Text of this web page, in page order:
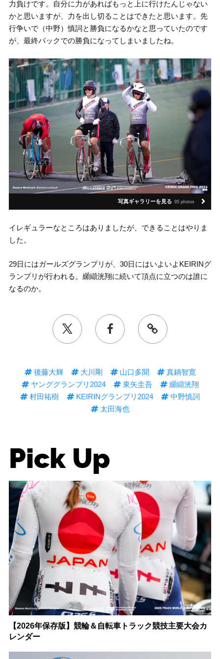
力負けです。自分に力があればもっと上に行けたんじゃない
かと思いますが、力を出し切ることはできたと思います。先
行争いで（中野）慎詞と勝負になるかなと思っていたのです
が、最終バックでの勝負になってしまいましたね。
写真ギャラリーを見る 95 photos
イレギュラーなところはありましたが、できることはやりま
した。
29日にはガールズグランプリが、30日にはいよいよKEIRINグ
ランプリが行われる。纐纈洸翔に続いて頂点に立つのは誰に
なるのか。
後藤大輝 大川剛 山口多聞
真鍋智寛
ヤンググランプリ2024
東矢圭吾
纐纈洸翔
村田祐樹
KEIRINグランプリ2024
中野慎詞
太田海也
Pick Up
【2026年保存版】競輪＆自転車トラック競技主要大会カ
レンダー